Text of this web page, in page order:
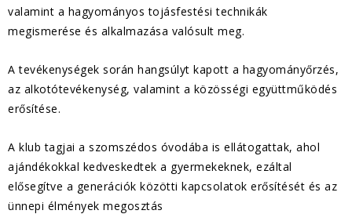
valamint a hagyományos tojásfestési technikák
megismerése és alkalmazása valósult meg.
A tevékenységek során hangsúlyt kapott a hagyományőrzés,
az alkotótevékenység, valamint a közösségi együttműködés
erősítése.
A klub tagjai a szomszédos óvodába is ellátogattak, ahol
ajándékokkal kedveskedtek a gyermekeknek, ezáltal
elősegítve a generációk közötti kapcsolatok erősítését és az
ünnepi élmények megosztás